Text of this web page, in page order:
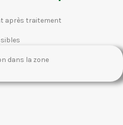
après traitement
dans la zone